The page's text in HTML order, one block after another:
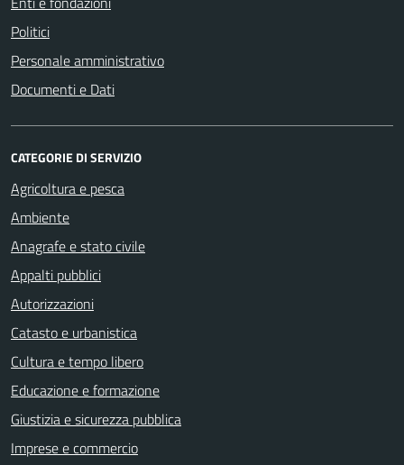
Politici
Personale amministrativo
Documenti e Dati
CATEGORIE DI SERVIZIO
Agricoltura e pesca
Ambiente
Anagrafe e stato civile
Appalti pubblici
Autorizzazioni
Catasto e urbanistica
Cultura e tempo libero
Educazione e formazione
Giustizia e sicurezza pubblica
Imprese e commercio